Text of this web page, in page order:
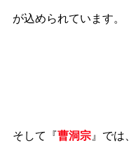
が込められています。
そして『曹洞宗 』では、